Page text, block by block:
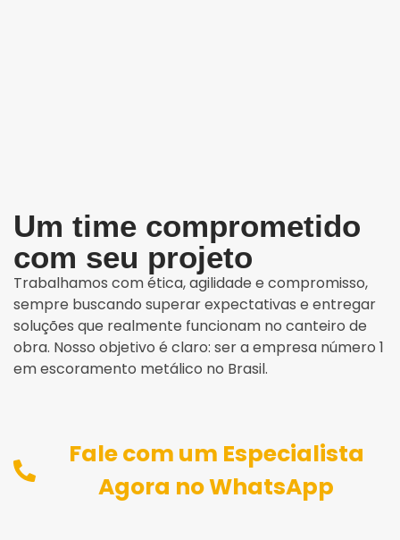
Um time comprometido
com seu projeto
Trabalhamos com ética, agilidade e compromisso,
sempre buscando superar expectativas e entregar
soluções que realmente funcionam no canteiro de
obra. Nosso objetivo é claro: ser a empresa número 1
em escoramento metálico no Brasil.
Fale com um Especialista
Agora no WhatsApp